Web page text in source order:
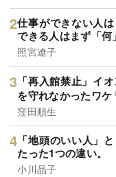
仕事ができない人
できる人はまず「何
照宮遼子
「再入館禁止」イ
を守れなかったワケ
窪田順生
「地頭のいい人」
たった1つの違い。
小川晶子